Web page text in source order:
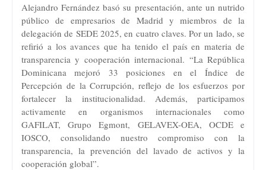
Alejandro Fernández basó su presentación, ante un nutrido
público de empresarios de Madrid y miembros de la
delegación de SEDE 2025, en cuatro claves. Por un lado, se
refirió a los avances que ha tenido el país en materia de
transparencia y cooperación internacional. “La República
Dominicana mejoró 33 posiciones en el Índice de
Percepción de la Corrupción, reflejo de los esfuerzos por
fortalecer la institucionalidad. Además, participamos
activamente en organismos internacionales como
GAFILAT, Grupo Egmont, GELAVEX-OEA, OCDE e
IOSCO, consolidando nuestro compromiso con la
transparencia, la prevención del lavado de activos y la
cooperación global”.